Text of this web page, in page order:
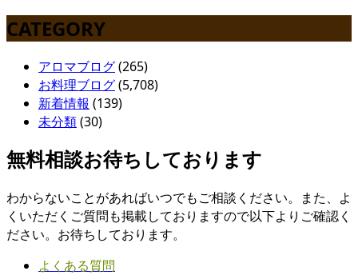
CATEGORY
アロマブログ(265)
お料理ブログ(5,708)
新着情報 (139)
未分類(30)
無料相談お待ちしております
わからないことがあればいつでもご相談ください。また、よ
くいただくご質問も掲載しておりますので以下よりご確認く
ださい。お待ちしております。
よくある質問